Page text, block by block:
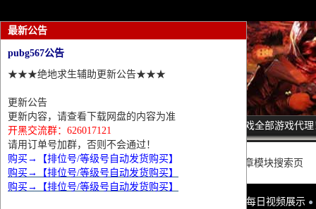
最新公告
pubg567公告
★★★绝地求生辅助更新公告★★★
更新公告
更新内容，请查看下载网盘的内容为准
开黑交流群：626017121
请用订单号加群，否则不会通过！
购买→【排位号/等级号自动发货购买】
购买→【排位号/等级号自动发货购买】
购买→【排位号/等级号自动发货购买】
诚招热门游戏全部游戏代
这里是普通文章模块搜索页
每日视频展示